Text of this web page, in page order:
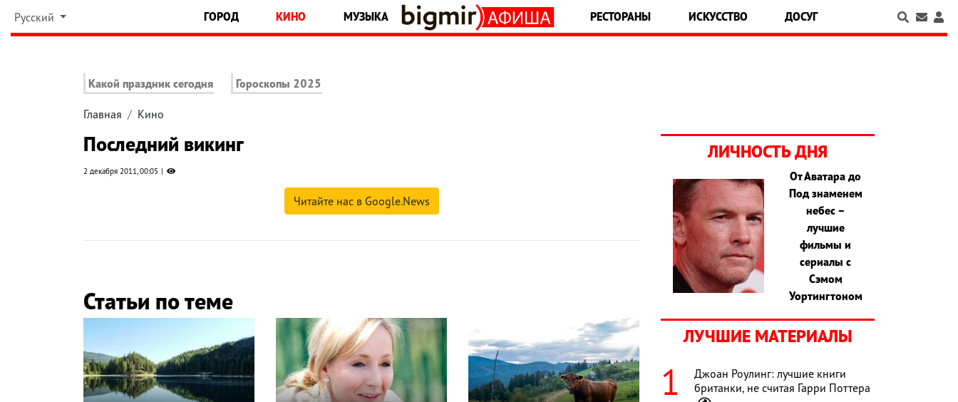
Русский ГОРОД КИНО МУЗЫКА РЕСТОРАНЫ ИСКУССТВО ДОСУГ
Какой праздник сегодня Гороскопы 2025
Главная Кино
Последний викинг
2 декабря 2011, 00:05
Читайте нас в Google.News
Статьи по теме
ЛИЧНОСТЬ ДНЯ
От Аватара до
Под знаменем
небес –
лучшие
фильмы и
сериалы с
Сэмом
Уортингтоном
ЛУЧШИЕ МАТЕРИАЛЫ
Джоан Роулинг: лучшие книги
британки, не считая Гарри Поттера